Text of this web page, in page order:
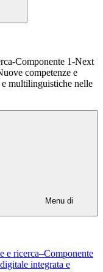
Componente 1-Next
competenze e
multilinguistiche nelle
Menu di
e ricerca–Componente
integrata e